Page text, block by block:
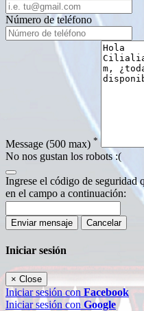
Número de teléfono
Message (500 max) *
No nos gustan los robots :(
Ingrese el código de seguridad
en el campo a continuación:
Enviar mensaje Cancelar
Iniciar sesión
× Close
Iniciar sesión conFacebook
Iniciar sesión con Google